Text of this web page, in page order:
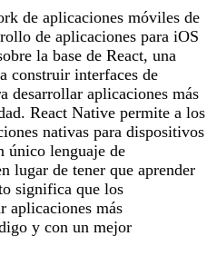
de aplicaciones móviles de
de aplicaciones para iOS
la base de React, una
construir interfaces de
desarrollar aplicaciones más
React Native permite a los
nativas para dispositivos
único lenguaje de
lugar de tener que aprender
significa que los
aplicaciones más
y con un mejor